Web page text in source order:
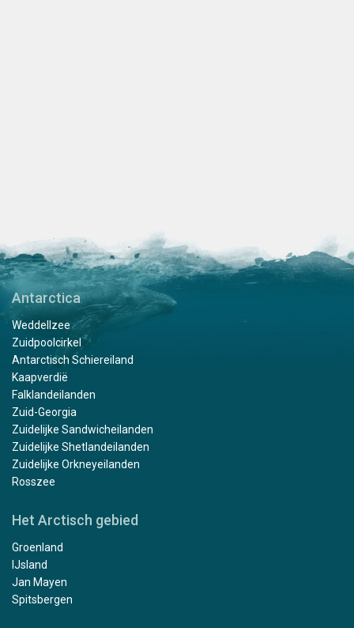
Antarctica
Weddellzee
Zuidpoolcirkel
Antarctisch Schiereiland
Kaapverdië
Falklandeilanden
Zuid-Georgia
Zuidelijke Sandwicheilanden
Zuidelijke Shetlandeilanden
Zuidelijke Orkneyeilanden
Rosszee
Het Arctisch gebied
Groenland
IJsland
Jan Mayen
Spitsbergen